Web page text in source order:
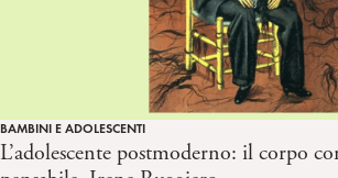
BAMBINI E ADOLESCENTI
L’adolescente postmoderno: il corpo